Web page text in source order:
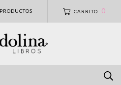
PRODUCTOS CARRITO 0